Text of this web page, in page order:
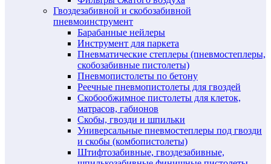
Гвоздезабивной и скобозабивной
пневмоинструмент
Барабанные нейлеры
Инструмент для паркета
Пневматические степлеры (пневмостеплеры,
скобозабивные пистолеты)
Пневмопистолеты по бетону
Реечные пневмопистолеты для гвоздей
Скобообжимное пистолеты для клеток,
матрасов, габионов
Скобы, гвозди и шпильки
Универсальные пневмостеплеры под гвозди
и скобы (комбопистолеты)
Штифтозабивные, гвоздезабивные,